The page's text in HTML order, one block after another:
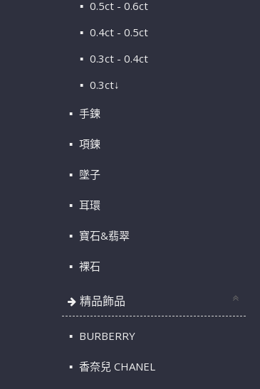
0.5ct - 0.6ct
0.4ct - 0.5ct
0.3ct - 0.4ct
0.3ct↓
手鍊
項鍊
墜子
耳環
寶石&翡翠
裸石
精品飾品
BURBERRY
香奈兒 CHANEL